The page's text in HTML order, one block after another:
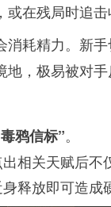
或在残局时追
消耗精力。新
地，极易被对
鸦信标”。
相关天赋后
释放即可造